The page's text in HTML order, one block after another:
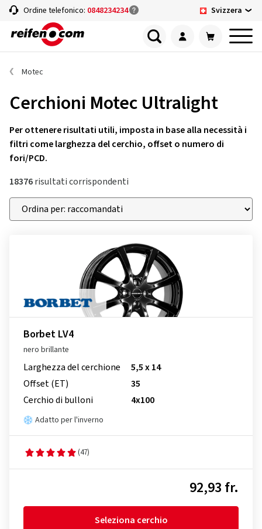
Ordine telefonico: 0848234234 Svizzera
Motec
Cerchioni Motec Ultralight
Per ottenere risultati utili, imposta in base alla necessità i
filtri come larghezza del cerchio, offset o numero di
fori/PCD.
18376risultati corrispondenti
Borbet LV4
nero brillante
Larghezza del cerchione
5,5 x 14
Offset (ET)
35
Cerchio di bulloni
4x100
Adatto per l'inverno
(47)
92,93 fr.
Seleziona cerchio